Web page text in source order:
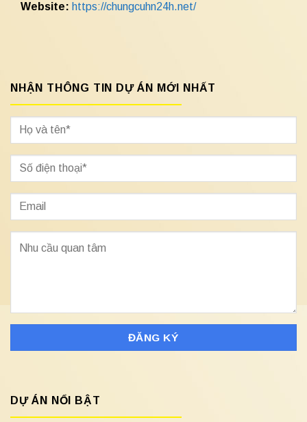
Website: https://chungcuhn24h.net/
NHẬN THÔNG TIN DỰ ÁN MỚI NHẤT
DỰ ÁN NỔI BẬT